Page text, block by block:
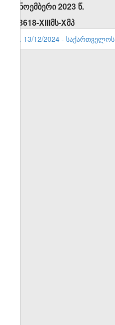
1 ნოემბერი 2023 წ.
N3618-XIIIმს-Xმპ
1. 13/12/2024 -